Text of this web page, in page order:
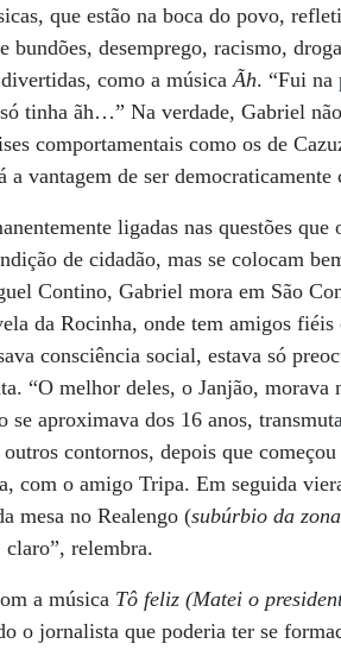
que estão na boca do povo,
desemprego, racismo,
divertidas, como a músicaÃh. “Fui na
tinha ãh…” Na verdade, Gabriel
comportamentais como os de
vantagem de ser democraticamente
ligadas nas questões que
de cidadão, mas se colocam
Contino, Gabriel mora em São
da Rocinha, onde tem amigos fiéis
consciência social, estava só
“O melhor deles, o Janjão, morava
aproximava dos 16 anos,
contornos, depois que
com o amigo Tripa. Em seguida
mesa no Realengo (subúrbio da
relembra.
a música Tô feliz (Matei o
o jornalista que poderia ter se